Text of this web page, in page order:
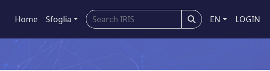
Home Sfoglia EN LOGIN